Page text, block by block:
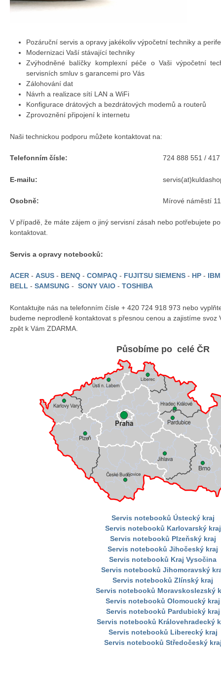
Pozáruční servis a opravy jakékoliv výpočetní techniky a
Modernizaci Vaší stávající techniky
Zvýhodněné balíčky komplexní péče o Vaši výpočetní
servisních smluv s garancemi pro Vás
Zálohování dat
Návrh a realizace sítí LAN a WiFi
Konfigurace drátových a bezdrátových modemů a routerů
Zprovoznění připojení k internetu
Naši technickou podporu můžete kontaktovat na:
Telefonním čísle:
E-mailu:
Osobně:
724 888 551 /
Mírové náměstí
V případě, že máte zájem o jiný servisní zásah nebo potřebujete
kontaktovat.
Servis a opravy notebooků:
ACER - ASUS - BENQ - COMPAQ - FUJITSU SIEMENS - HP -
BELL - SAMSUNG - SONY VAIO - TOSHIBA
Kontaktujte nás na telefonním čísle + 420 724 918 973 nebo
budeme neprodleně kontaktovat s přesnou cenou a zajistíme svoz
zpět k Vám ZDARMA.
Působíme po celé ČR
Servis notebooků Ústecký kraj
Servis notebooků Karlovarský kraj
Servis notebooků Plzeňský kraj
Servis notebooků Jihočeský kraj
Servis notebooků Kraj Vysočina
Servis notebooků Jihomoravský
Servis notebooků Zlínský kraj
Servis notebooků Moravskoslezský
Servis notebooků Olomoucký kraj
Servis notebooků Pardubický kraj
Servis notebooků Královehradecký
Servis notebooků Liberecký kraj
Servis notebooků Středočeský